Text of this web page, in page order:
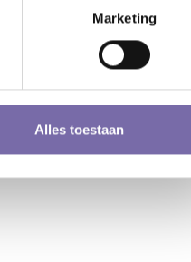
Marketing
Alles toestaan
een
mentor en